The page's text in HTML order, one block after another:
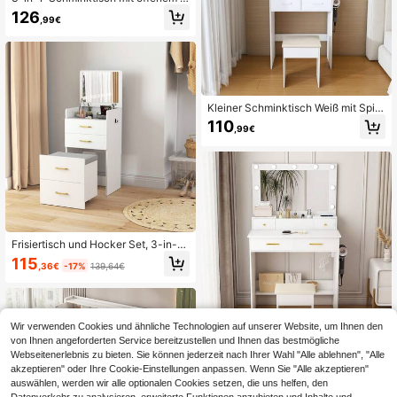
piegel / kleines Schminktisch-Set /
mit Tischplatte aus Klarglas / Platzs
ne Räume, Wohnungen und Schlafz
126 ,99€
Frisiertisch und Hocker Set, 3-in-1
Schminktisch mit Klappspiegel, 3 S
chubladen, Glasdisplay-Oberfläche
x 90 cm
115 ,36€ -17% 139,64€
Kleiner Schminktisch Weiß mit Spie
gel / Moderner Schminktisch / verst
ellbarer LED-Beleuchtung & Steckd
ecktem Stauraum & Ablage / einfac
h zu montieren / geeignet für Schlaf
zimmer und Ankleidezimmer,B60/H
136/T36cm.
110 ,99€
Moderner Schminktisch / MDF Sch
minktisch / mit 4 Schubladen + Sta
ufachkorb, gepolstertem Hocker / V
on angemessener Größe und leicht
117,99€
Wir verwenden Cookies und ähnliche Technologien auf unserer Website, um Ihnen den
von Ihnen angeforderten Service bereitzustellen und Ihnen das bestmögliche
Webseitenerlebnis zu bieten. Sie können jederzeit nach Ihrer Wahl "Alle ablehnen", "Alle
akzeptieren" oder Ihre Cookie-Einstellungen anpassen. Wenn Sie "Alle akzeptieren"
auswählen, werden wir alle optionalen Cookies setzen, die uns helfen, den